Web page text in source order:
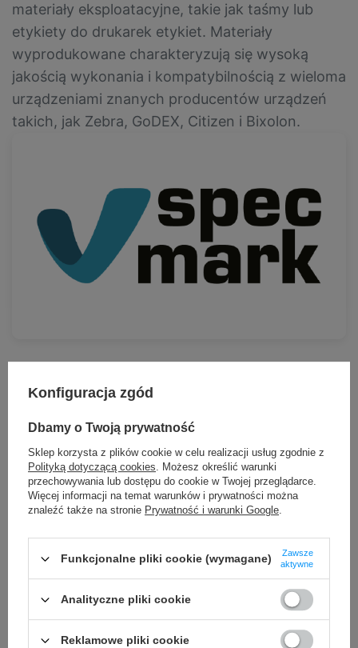
materiały eksploatacyjne, takie jak taśmy lub
etykiety do drukarek etykiet. Materiały
wyprodukowane charakteryzują się wysoką
jakością wykonania i kompatybilnością z wieloma
urządzeniami znanych producentów urządzeń
takich, jak Zebra, GoDEX, Citizen i Bixolon.
24 miesiące
Temperatura
przechowywania
od -5°C do 40°C
Wilgotność
przechowywania
od 40°C do 60°C
Specyfikacja
Konfiguracja zgód
Dbamy o Twoją prywatność
Sklep korzysta z plików cookie w celu realizacji usług zgodnie z
Polityką dotyczącą cookies. Możesz określić warunki
przechowywania lub dostępu do cookie w Twojej przeglądarce.
Więcej informacji na temat warunków i prywatności można
znaleźć także na stronie Prywatność i warunki Google.
Funkcjonalne pliki cookie (wymagane)
Zawsze
aktywne
Analityczne pliki cookie
Reklamowe pliki cookie